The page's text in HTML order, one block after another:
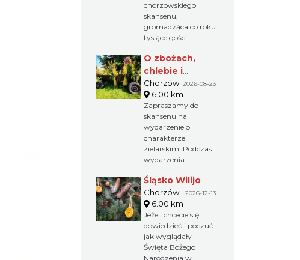
chorzowskiego
skansenu,
gromadząca co roku
tysiące gości.
dawnych obrzędów
i zwyczajów na
Górnym Śląsku.
O zbożach,
chlebie i
ziołach
Chorzów 2026-08-23
6.00 km
Zapraszamy do
skansenu na
wydarzenie o
charakterze
zielarskim. Podczas
wydarzenia
pokazy prac
żniwnych i działania
młynów.
Śląsko Wilijo
Chorzów 2026-12-13
6.00 km
Jeżeli chcecie się
dowiedzieć i poczuć
jak wyglądały
Święta Bożego
Narodzenia w